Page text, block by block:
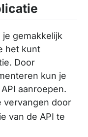
gemakkelijk
het kunt
Door
kun je
aanroepen.
vervangen door
van de API te